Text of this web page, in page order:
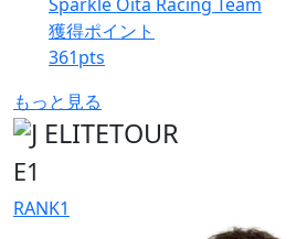
獲得ポイント
361pts
もっと見る
E1
RANK1